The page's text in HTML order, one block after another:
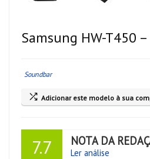
Samsung HW-T450
Soundbar
Adicionar este modelo à sua
7.7 NOTA DA
Ler análise